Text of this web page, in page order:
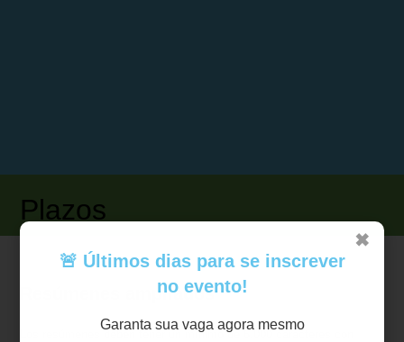
✖
🚨 Últimos dias para se inscrever
no evento!
Garanta sua vaga agora mesmo
Plazos
Resúmenes ampliados
Los resúmenes deben tener un mínimo de 6.000 caracteres con